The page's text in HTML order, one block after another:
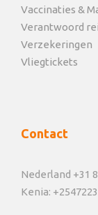
Vaccinaties &
Verantwoord
Verzekeringen
Vliegtickets
Contact
Nederland +31
Kenia: